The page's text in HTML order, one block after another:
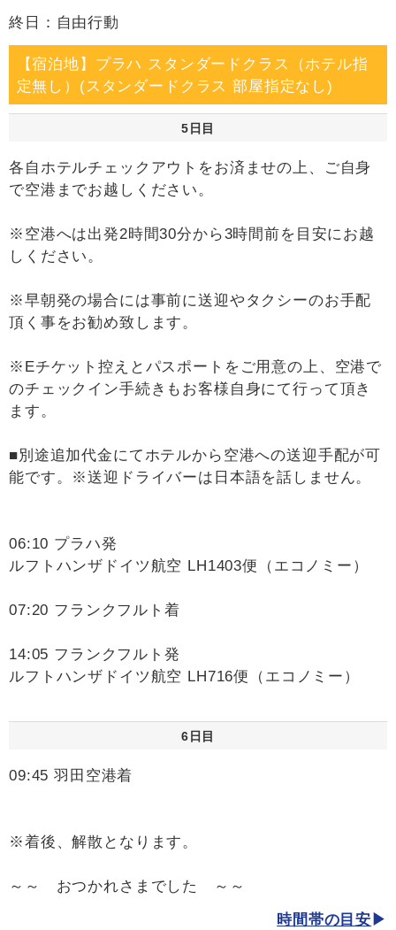
終日：自由行動
【宿泊地】プラハ スタンダードクラス（ホテル指
定無し）(スタンダードクラス 部屋指定なし)
5日目
各自ホテルチェックアウトをお済ませの上、ご自身
で空港までお越しください。
※空港へは出発2時間30分から3時間前を目安にお越
しください。
※早朝発の場合には事前に送迎やタクシーのお手配
頂く事をお勧め致します。
※Eチケット控えとパスポートをご用意の上、空港で
のチェックイン手続きもお客様自身にて行って頂き
ます。
■別途追加代金にてホテルから空港への送迎手配が可
能です。※送迎ドライバーは日本語を話しません。
06:10 プラハ発
ルフトハンザドイツ航空 LH1403便（エコノミー）
07:20 フランクフルト着
14:05 フランクフルト発
ルフトハンザドイツ航空 LH716便（エコノミー）
6日目
09:45 羽田空港着
※着後、解散となります。
～～ おつかれさまでした ～～
時間帯の目安